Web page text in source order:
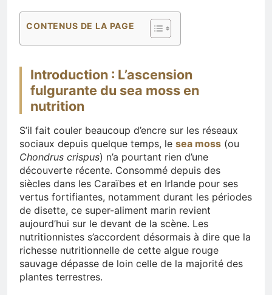
CONTENUS DE LA PAGE
Introduction : L’ascension
fulgurante du sea moss en
nutrition
S’il fait couler beaucoup d’encre sur les réseaux
sociaux depuis quelque temps, le sea moss (ou
Chondrus crispus) n’a pourtant rien d’une
découverte récente. Consommé depuis des
siècles dans les Caraïbes et en Irlande pour ses
vertus fortifiantes, notamment durant les périodes
de disette, ce super-aliment marin revient
aujourd’hui sur le devant de la scène. Les
nutritionnistes s’accordent désormais à dire que la
richesse nutritionnelle de cette algue rouge
sauvage dépasse de loin celle de la majorité des
plantes terrestres.